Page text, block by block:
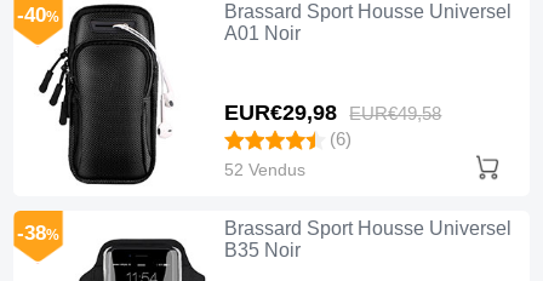
Brassard Sport Housse Universel
A01 Noir
EUR€29,98 EUR€49,58
-40%
(6)
52 Vendus
Brassard Sport Housse Universel
B35 Noir
-38%